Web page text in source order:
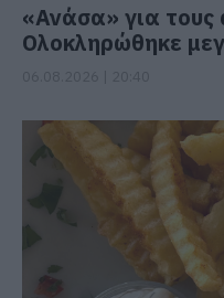
«Ανάσα» για τους
Ολοκληρώθηκε